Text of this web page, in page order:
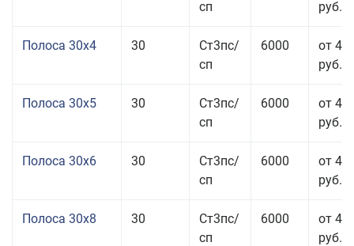
сп руб.
Полоса 30x4 30
Ст3пс/
сп
6000
от 43
руб.
Полоса 30x5 30
Ст3пс/
сп
6000
от 43
руб.
Полоса 30x6 30
Ст3пс/
сп
6000
от 46
руб.
Полоса 30x8 30
Ст3пс/
сп
6000
от 44
руб.